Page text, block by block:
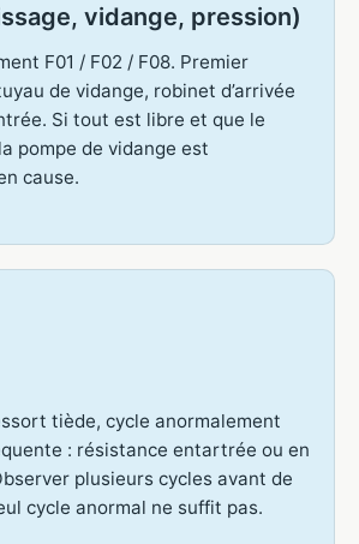
vidange, pression)
F01 / F02 / F08. Premier
de vidange, robinet d’arrivée
Si tout est libre et que le
pompe de vidange est
cause.
tiède, cycle anormalement
: résistance entartrée ou en
plusieurs cycles avant de
cycle anormal ne suffit pas.